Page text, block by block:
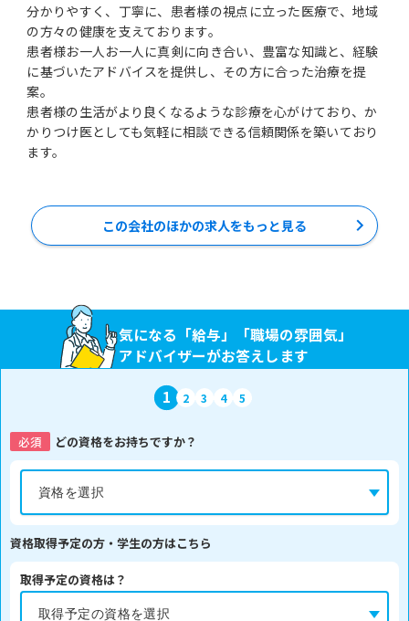
分かりやすく、丁寧に、患者様の視点に立った医療で、地域
の方々の健康を支えております。
患者様お一人お一人に真剣に向き合い、豊富な知識と、経験
に基づいたアドバイスを提供し、その方に合った治療を提
案。
患者様の生活がより良くなるような診療を心がけており、か
かりつけ医としても気軽に相談できる信頼関係を築いており
ます。
この会社のほかの求人をもっと見る
気になる「給与」「職場の雰囲気」
アドバイザーがお答えします
1 2 3 4 5
必須 どの資格をお持ちですか？
資格取得予定の方・学生の方はこちら
取得予定の資格は？